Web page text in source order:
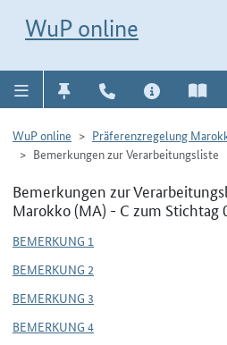
WuP online
WuP online
Präferenzregelung
Bemerkungen zur Verarbeitungsliste
Bemerkungen zur
Marokko (MA) - C zum Stichtag
BEMERKUNG 1
BEMERKUNG 2
BEMERKUNG 3
BEMERKUNG 4